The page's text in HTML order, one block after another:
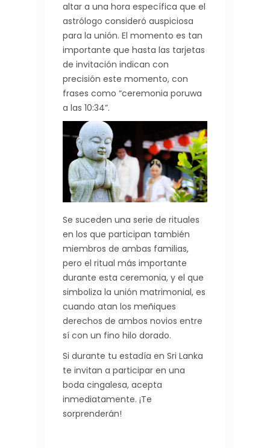
altar a una hora específica que el
astrólogo consideró auspiciosa
para la unión. El momento es tan
importante que hasta las tarjetas
de invitación indican con
precisión este momento, con
frases como “ceremonia poruwa
a las 10:34”.
Se suceden una serie de rituales
en los que participan también
miembros de ambas familias,
pero el ritual más importante
durante esta ceremonia, y el que
simboliza la unión matrimonial, es
cuando atan los meñiques
derechos de ambos novios entre
sí con un fino hilo dorado.
Si durante tu estadía en Sri Lanka
te invitan a participar en una
boda cingalesa, acepta
inmediatamente. ¡Te
sorprenderán!